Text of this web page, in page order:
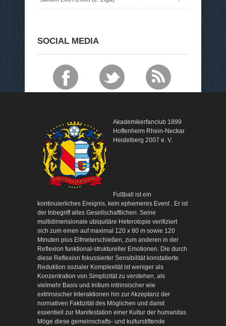
SOCIAL MEDIA
Akademikerfanclub 1899
Hoffenheim Rhein-Neckar
Heidelberg 2007 e. V.
Fußball ist ein
kontinuierliches Ereignis, kein ephemeres Event . Er ist
der Inbegriff alles Gesellschaftlichen. Seine
multidimensionale ubiquitäre Heterotopie verifiziert
sich zum einen auf maximal 120 x 80 m sowie 120
Minuten plus Elfmeterschießen, zum anderen in der
Reflexion funktional-struktureller Emotionen. Die durch
diese Reflexion fokussierter Sensibilität konstatierte
Reduktion sozialer Komplexität ist weniger als
Konzentration von Simplizität zu verstehen, als
vielmehr Basis und Initium intrinsischer wie
extrinsischer Interaktionen hin zur Akzeptanz der
normativen Faktizität des Möglichen und damit
essentiell zur Manifestation einer Kultur der humanitas.
Möge diese gemeinschafts- und kulturstiftende